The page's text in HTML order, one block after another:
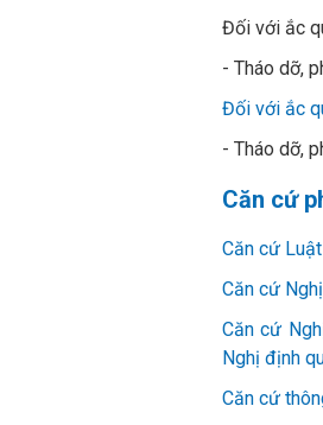
Đối với ắc
- Tháo dỡ,
Đối với ắc
- Tháo dỡ,
Căn cứ
Căn cứ
Căn cứ
Căn cứ
Nghị định
Căn cứ